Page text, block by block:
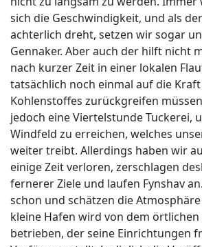
sich die Geschwindigkeit, und als
achterlich dreht, setzen wir sogar
Gennaker. Aber auch der hilft nicht
nach kurzer Zeit in einer lokalen
tatsächlich noch einmal auf die
Kohlenstoffes zurückgreifen
jedoch eine Viertelstunde Tuckerei,
Windfeld zu erreichen, welches
weiter treibt. Allerdings haben wir
einige Zeit verloren, zerschlagen
fernerer Ziele und laufen Fynshav
schon und schätzen die
kleine Hafen wird von dem örtlichen
betrieben, der seine Einrichtungen